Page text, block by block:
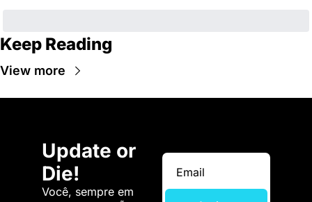
Keep Reading
View more
Update or
Die!
Você, sempre em